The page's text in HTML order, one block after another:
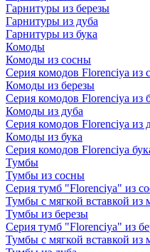
Гарнитуры из березы
Гарнитуры из дуба
Гарнитуры из бука
Комоды
Комоды из сосны
Серия комодов Florenciya из
Комоды из березы
Серия комодов Florenciya из
Комоды из дуба
Серия комодов Florenciya из
Комоды из бука
Серия комодов Florenciya
Тумбы
Тумбы из сосны
Серия тумб "Florenciya" из
Тумбы с мягкой вставкой из
Тумбы из березы
Серия тумб "Florenciya" из
Тумбы с мягкой вставкой из